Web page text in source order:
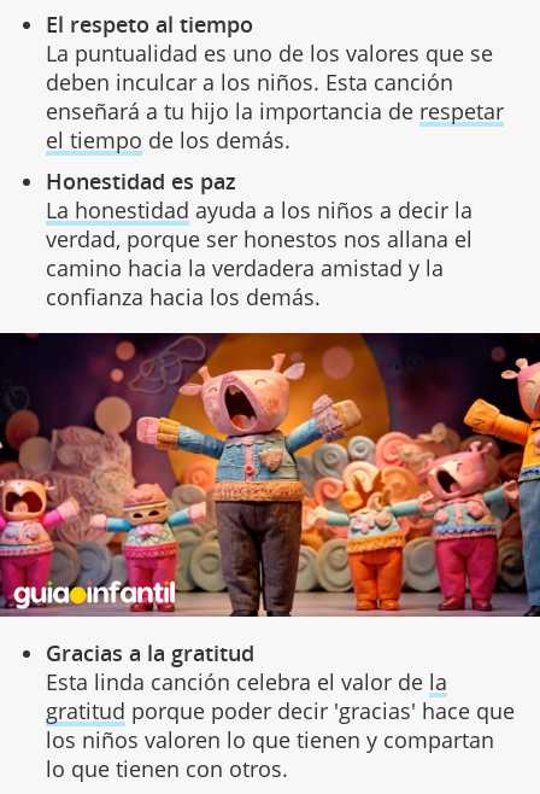
El respeto al tiempo
La puntualidad es uno de los valores que se
deben inculcar a los niños. Esta canción
enseñará a tu hijo la importancia de respetar
el tiempo de los demás.
Honestidad es paz
La honestidad ayuda a los niños a decir la
verdad, porque ser honestos nos allana el
camino hacia la verdadera amistad y la
confianza hacia los demás.
Gracias a la gratitud
Esta linda canción celebra el valor de la
gratitud porque poder decir 'gracias' hace que
los niños valoren lo que tienen y compartan
lo que tienen con otros.